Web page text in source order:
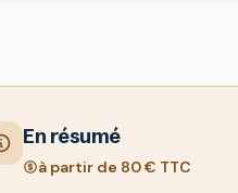
En résumé
à partir de 80 € TTC